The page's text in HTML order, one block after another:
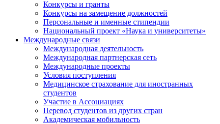
Конкурсы и гранты
Конкурсы на замещение должностей
Персональные и именные стипендии
Национальный проект «Наука и университеты»
Международные связи
Международная деятельность
Международная партнерская сеть
Международные проекты
Условия поступления
Медицинское страхование для иностранных
студентов
Участие в Ассоциациях
Перевод студентов из других стран
Академическая мобильность